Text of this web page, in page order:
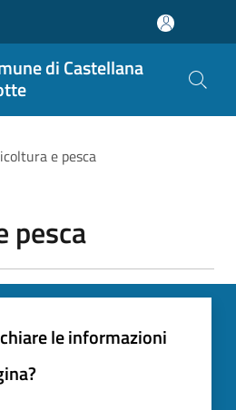
di Castellana
e pesca
pesca
le informazioni